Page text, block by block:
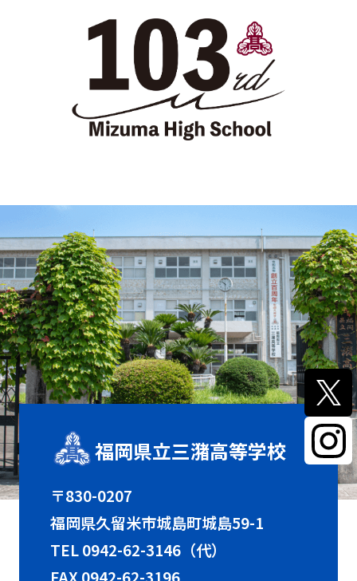
福岡県立三潴高等学校
〒830-0207
福岡県久留米市城島町城島59-1
TEL0942-62-3146（代）